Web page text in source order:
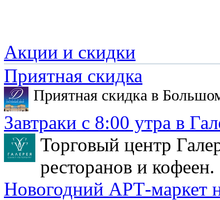
Акции и скидки
Приятная скидка
Приятная скидка в
Завтраки с 8:00 утра в
Торговый центр
ресторанов и кофеен.
Новогодний АРТ-маркет